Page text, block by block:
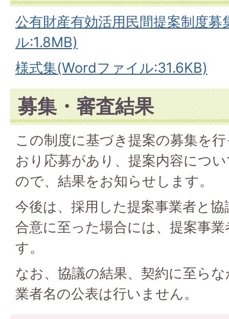
公有財産有効活用民間提案制度
ル:1.8MB)
様式集(Wordファイル:31.6KB)
募集・審査結果
この制度に基づき提案の募集を
おり応募があり、提案内容につ
ので、結果をお知らせします。
今後は、採用した提案事業者と
合意に至った場合には、提案事
す。
なお、協議の結果、契約に至ら
業者名の公表は行いません。